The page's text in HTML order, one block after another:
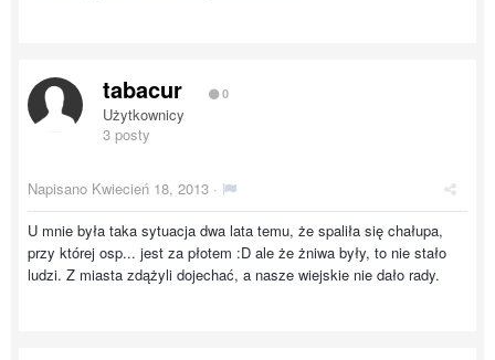
tabacur 0
Użytkownicy
3 posty
Napisano Kwiecień 18, 2013 ·
U mnie była taka sytuacja dwa lata temu, że spaliła się chałupa,
przy której osp... jest za płotem :D ale że żniwa były, to nie stało
ludzi. Z miasta zdążyli dojechać, a nasze wiejskie nie dało rady.